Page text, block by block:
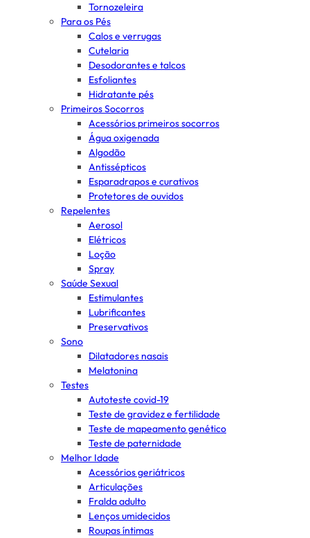
Tornozeleira
Para os Pés
Calos e verrugas
Cutelaria
Desodorantes e talcos
Esfoliantes
Hidratante pés
Primeiros Socorros
Acessórios primeiros socorros
Água oxigenada
Algodão
Antissépticos
Esparadrapos e curativos
Protetores de ouvidos
Repelentes
Aerosol
Elétricos
Loção
Spray
Saúde Sexual
Estimulantes
Lubrificantes
Preservativos
Sono
Dilatadores nasais
Melatonina
Testes
Autoteste covid-19
Teste de gravidez e fertilidade
Teste de mapeamento genético
Teste de paternidade
Melhor Idade
Acessórios geriátricos
Articulações
Fralda adulto
Lenços umidecidos
Roupas íntimas